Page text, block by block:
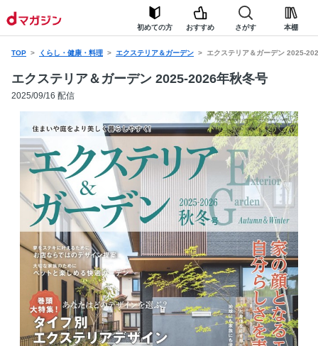
初めての方 おすすめ さがす 本棚
TOP くらし・健康・料理 エクステリア＆ガーデン エクステリア＆ガーデン 2025-
エクステリア＆ガーデン 2025-2026年秋冬号
2025/09/16 配信